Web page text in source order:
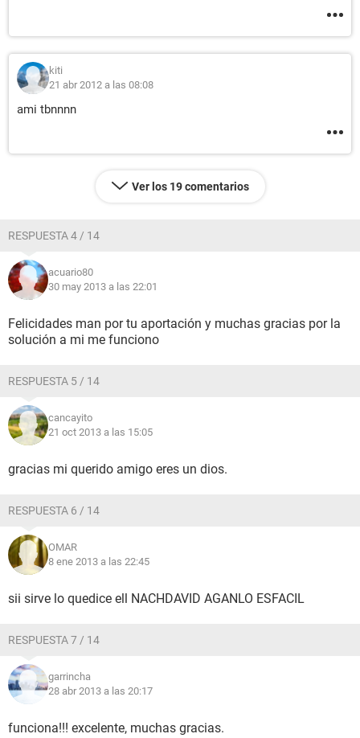
kiti
21 abr 2012 a las 08:08
ami tbnnnn
Ver los 19 comentarios
RESPUESTA 4 / 14
acuario80
30 may 2013 a las 22:01
Felicidades man por tu aportación y muchas gracias por la
solución a mi me funciono
RESPUESTA 5 / 14
cancayito
21 oct 2013 a las 15:05
gracias mi querido amigo eres un dios.
RESPUESTA 6 / 14
OMAR
8 ene 2013 a las 22:45
sii sirve lo quedice ell NACHDAVID AGANLO ESFACIL
RESPUESTA 7 / 14
garrincha
28 abr 2013 a las 20:17
funciona!!! excelente, muchas gracias.